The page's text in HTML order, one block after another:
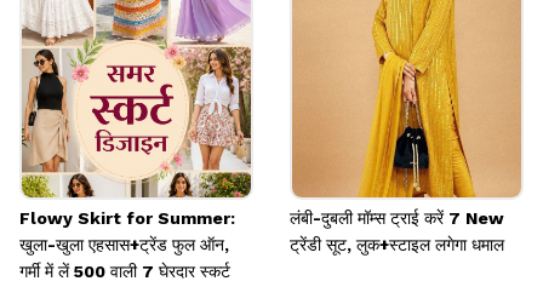
Flowy Skirt for Summer:
खुला-खुला एहसास+ट्रेंड फुल ऑन,
गर्मी में लें 500 वाली 7 घेरदार स्कर्ट
लंबी-दुबली मॉम्स ट्राई करें 7 New
ट्रेंडी सूट, लुक+स्टाइल लगेगा धमाल